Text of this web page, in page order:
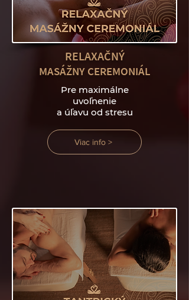
RELAXAČNÝ
MASÁŽNY CEREMONIÁL
Pre maximálne
uvoľnenie
a úľavu od stresu
Viac info >